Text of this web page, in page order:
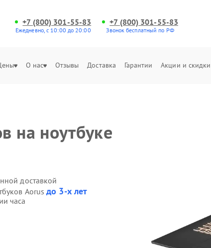
+7 (800) 301-55-83
Ежедневно, с 10:00 до 20:00
+7 (800) 301-55-83
Звонок бесплатный по РФ
О нас Отзывы Доставка Гарантии Акции и скидки
на ноутбуке
доставкой
Aorusдо 3-х лет
часа